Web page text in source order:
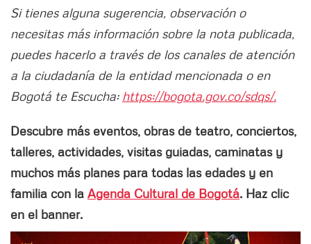
Si tienes alguna sugerencia, observación o
necesitas más información sobre la nota publicada,
puedes hacerlo a través de los canales de atención
a la ciudadanía de la entidad mencionada o en
Bogotá te Escucha: https://bogota.gov.co/sdqs/.
Descubre más eventos, obras de teatro, conciertos,
talleres, actividades, visitas guiadas, caminatas y
muchos más planes para todas las edades y en
familia con la Agenda Cultural de Bogotá. Haz clic
en el banner.